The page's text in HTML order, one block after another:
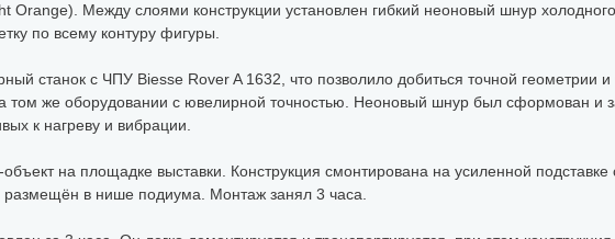
Между слоями конструкции установлен гибкий неоновый шнур холодного
по всему контуру фигуры.
станок с ЧПУ Biesse Rover A 1632, что позволило добиться точной геометрии и
том же оборудовании с ювелирной точностью. Неоновый шнур был сформован и
к нагреву и вибрации.
на площадке выставки. Конструкция смонтирована на усиленной подставке
размещён в нише подиума. Монтаж занял 3 часа.